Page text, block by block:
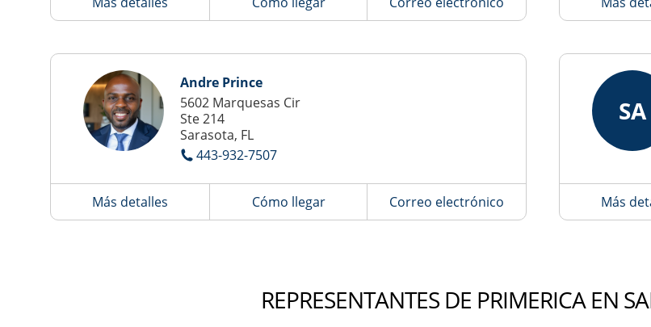
Andre Prince
5602 Marquesas Cir
Ste 214
Sarasota, FL
443-932-7507
Más detalles Cómo llegar Correo electrónico
SA
Más
REPRESENTANTES DE PRIMERICA EN